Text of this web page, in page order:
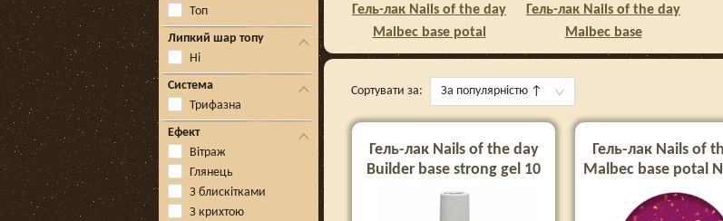
Топ
Липкий шар топу
Ні
Система
Трифазна
Ефект
Вітраж
Глянець
З блискітками
З крихтою
Гель-лак Nails of the day
Malbec base potal
Гель-лак Nails of the day
Malbec base
Сортувати за: За популярністю ↑
Гель-лак Nails of the day
Builder base strong gel 10
мл
Гель-лак Nails of
Malbec base potal
мл